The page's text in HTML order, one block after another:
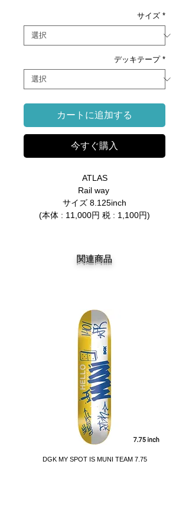
サイズ *
デッキテープ *
カートに追加する
今すぐ購入
ATLAS
Rail way
サイズ 8.125inch
(本体 : 11,000円 税 : 1,100円)
関連商品
DGK MY SPOT IS MUNI TEAM 7.75